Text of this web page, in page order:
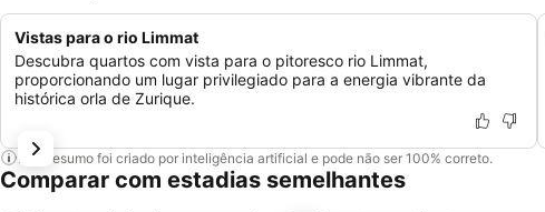
Vistas para o rio Limmat
Descubra quartos com vista para o pitoresco rio Limmat,
proporcionando um lugar privilegiado para a energia vibrante da
histórica orla de Zurique.
Este resumo foi criado por inteligência artificial e pode não ser 100% correto.
Comparar com estadias semelhantes